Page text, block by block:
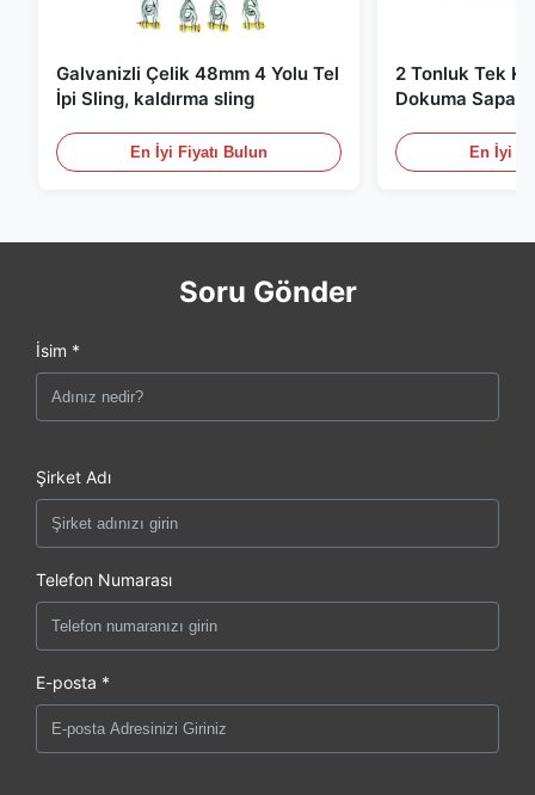
Galvanizli Çelik 48mm 4 Yolu Tel
İpi Sling, kaldırma sling
En İyi Fiyatı Bulun
2 Tonluk Tek
Dokuma
En İyi
Soru Gönder
İsim *
Şirket Adı
Telefon Numarası
E-posta *